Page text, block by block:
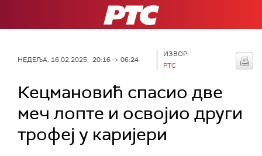
РТС
НЕДЕЉА, 16.02.2025, 20:16 -> 06:24
ИЗВОР:
РТС
Кецмановић спасио две
меч лопте и освојио други
трофеј у каријери